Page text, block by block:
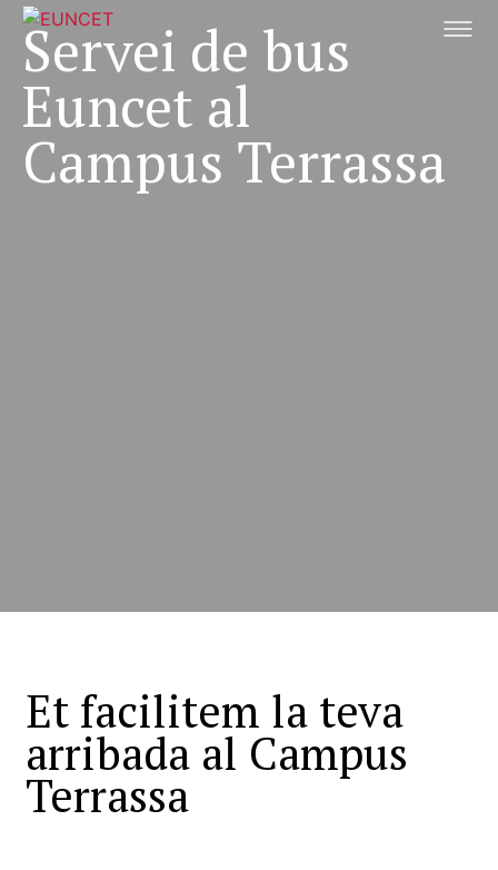
contingut
Servei de bus
Euncet al
Campus Terrassa
Et facilitem la teva
arribada al Campus
Terrassa